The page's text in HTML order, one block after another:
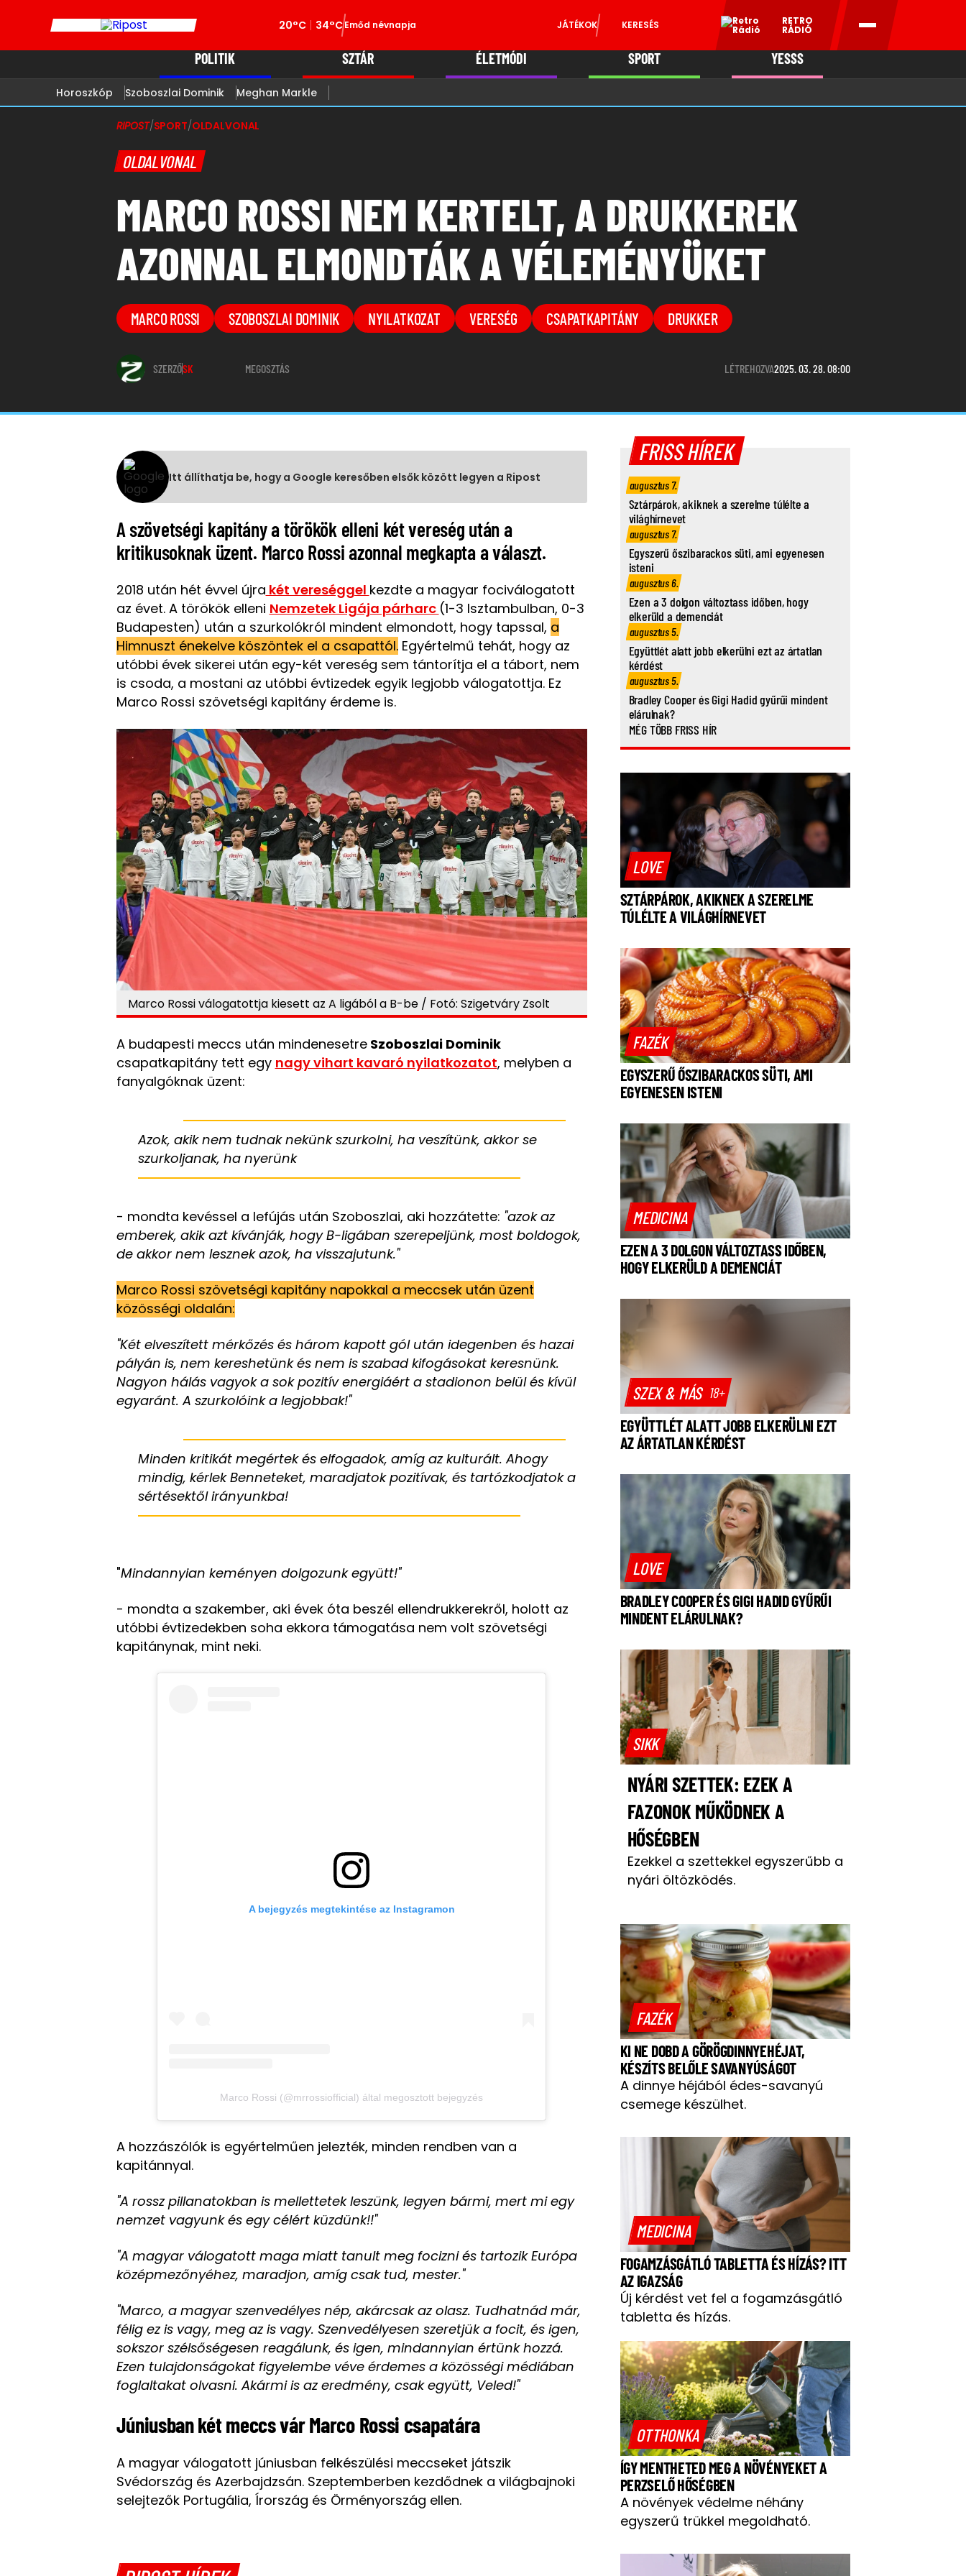
20°C 34°CEmőd névnapja JÁTÉKOK KERESÉS RETRO
RÁDIÓ
POLITIK SZTÁR ÉLETMÓDI SPORT YESSS
Horoszkóp Szoboszlai Dominik Meghan Markle
RIPOST/SPORT/OLDALVONAL
OLDALVONAL
MARCO ROSSI NEM KERTELT, A DRUKKEREK
AZONNAL ELMONDTÁK A VÉLEMÉNYÜKET
MARCO ROSSI SZOBOSZLAI DOMINIK NYILATKOZAT VERESÉG CSAPATKAPITÁNY DRUKKER
SZERZŐSK MEGOSZTÁS LÉTREHOZVA2025. 03. 28. 08:00
Itt állíthatja be, hogy a Google keresőben elsők között legyen a Ripost
A szövetségi kapitány a törökök elleni két vereség után a
kritikusoknak üzent. Marco Rossi azonnal megkapta a választ.
2018 után hét évvel újra két vereséggel kezdte a magyar fociválogatott
az évet. A törökök elleni Nemzetek Ligája párharc (1-3 Isztambulban, 0-3
Budapesten) után a szurkolókról mindent elmondott, hogy tapssal, a
Himnuszt énekelve köszöntek el a csapattól.Egyértelmű tehát, hogy az
utóbbi évek sikerei után egy-két vereség sem tántorítja el a tábort, nem
is csoda, a mostani az utóbbi évtizedek egyik legjobb válogatottja. Ez
Marco Rossi szövetségi kapitány érdeme is.
Marco Rossi válogatottja kiesett az A ligából a B-be / Fotó: Szigetváry Zsolt
A budapesti meccs után mindenesetreSzoboszlai Dominik
csapatkapitány tett egy nagy vihart kavaró nyilatkozatot, melyben a
fanyalgóknak üzent:
Azok, akik nem tudnak nekünk szurkolni, ha veszítünk, akkor se
szurkoljanak, ha nyerünk
- mondta kevéssel a lefújás után Szoboszlai, aki hozzátette: "azok az
emberek, akik azt kívánják, hogy B-ligában szerepeljünk, most boldogok,
de akkor nem lesznek azok, ha visszajutunk."
Marco Rossi szövetségi kapitány napokkal a meccsek után üzent
közösségi oldalán:
"Két elveszített mérkőzés és három kapott gól után idegenben és hazai
pályán is, nem kereshetünk és nem is szabad kifogásokat keresnünk.
Nagyon hálás vagyok a sok pozitív energiáért a stadionon belül és kívül
egyaránt. A szurkolóink a legjobbak!"
Minden kritikát megértek és elfogadok, amíg az kulturált. Ahogy
mindig, kérlek Benneteket, maradjatok pozitívak, és tartózkodjatok a
sértésektől irányunkba!
"Mindannyian keményen dolgozunk együtt!"
- mondta a szakember, aki évek óta beszél ellendrukkerekről, holott az
utóbbi évtizedekben soha ekkora támogatása nem volt szövetségi
kapitánynak, mint neki.
A bejegyzés megtekintése az Instagramon
Marco Rossi (@mrrossiofficial) által megosztott bejegyzés
A hozzászólók is egyértelműen jelezték, minden rendben van a
kapitánnyal.
"A rossz pillanatokban is mellettetek leszünk, legyen bármi, mert mi egy
nemzet vagyunk és egy célért küzdünk!!"
"A magyar válogatott maga miatt tanult meg focizni és tartozik Európa
középmezőnyéhez, maradjon, amíg csak tud, mester."
"Marco, a magyar szenvedélyes nép, akárcsak az olasz. Tudhatnád már,
félig ez is vagy, meg az is vagy. Szenvedélyesen szeretjük a focit, és igen,
sokszor szélsőségesen reagálunk, és igen, mindannyian értünk hozzá.
Ezen tulajdonságokat figyelembe véve érdemes a közösségi médiában
foglaltakat olvasni. Akármi is az eredmény, csak együtt, Veled!"
Júniusban két meccs vár Marco Rossi csapatára
A magyar válogatott júniusban felkészülési meccseket játszik
Svédország és Azerbajdzsán. Szeptemberben kezdődnek a világbajnoki
selejtezők Portugália, Írország és Örményország ellen.
FRISS HÍREK
augusztus 7.
Sztárpárok, akiknek a szerelme túlélte a
világhírnevet
augusztus 7.
Egyszerű őszibarackos süti, ami egyenesen
isteni
augusztus 6.
Ezen a 3 dolgon változtass időben, hogy
elkerüld a demenciát
augusztus 5.
Együttlét alatt jobb elkerülni ezt az ártatlan
kérdést
augusztus 5.
Bradley Cooper és Gigi Hadid gyűrűi mindent
elárulnak?
MÉG TÖBB FRISS HÍR
LOVE
SZTÁRPÁROK, AKIKNEK A SZERELME
TÚLÉLTE A VILÁGHÍRNEVET
FAZÉK
EGYSZERŰ ŐSZIBARACKOS SÜTI, AMI
EGYENESEN ISTENI
MEDICINA
EZEN A 3 DOLGON VÁLTOZTASS IDŐBEN,
HOGY ELKERÜLD A DEMENCIÁT
SZEX & MÁS 18+
EGYÜTTLÉT ALATT JOBB ELKERÜLNI EZT
AZ ÁRTATLAN KÉRDÉST
LOVE
BRADLEY COOPER ÉS GIGI HADID GYŰRŰI
MINDENT ELÁRULNAK?
SIKK
NYÁRI SZETTEK: EZEK A
FAZONOK MŰKÖDNEK A
HŐSÉGBEN
Ezekkel a szettekkel egyszerűbb a
nyári öltözködés.
FAZÉK
KI NE DOBD A GÖRÖGDINNYEHÉJAT,
KÉSZÍTS BELŐLE SAVANYÚSÁGOT
A dinnye héjából édes-savanyú
csemege készülhet.
MEDICINA
FOGAMZÁSGÁTLÓ TABLETTA ÉS HÍZÁS? ITT
AZ IGAZSÁG
Új kérdést vet fel a fogamzásgátló
tabletta és hízás.
OTTHONKA
ÍGY MENTHETED MEG A NÖVÉNYEKET A
PERZSELŐ HŐSÉGBEN
A növények védelme néhány
egyszerű trükkel megoldható.